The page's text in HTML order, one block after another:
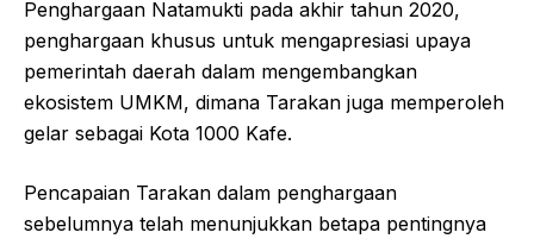
Penghargaan Natamukti pada akhir tahun 2020,
penghargaan khusus untuk mengapresiasi upaya
pemerintah daerah dalam mengembangkan
ekosistem UMKM, dimana Tarakan juga memperoleh
gelar sebagai Kota 1000 Kafe.
Pencapaian Tarakan dalam penghargaan
sebelumnya telah menunjukkan betapa pentingnya